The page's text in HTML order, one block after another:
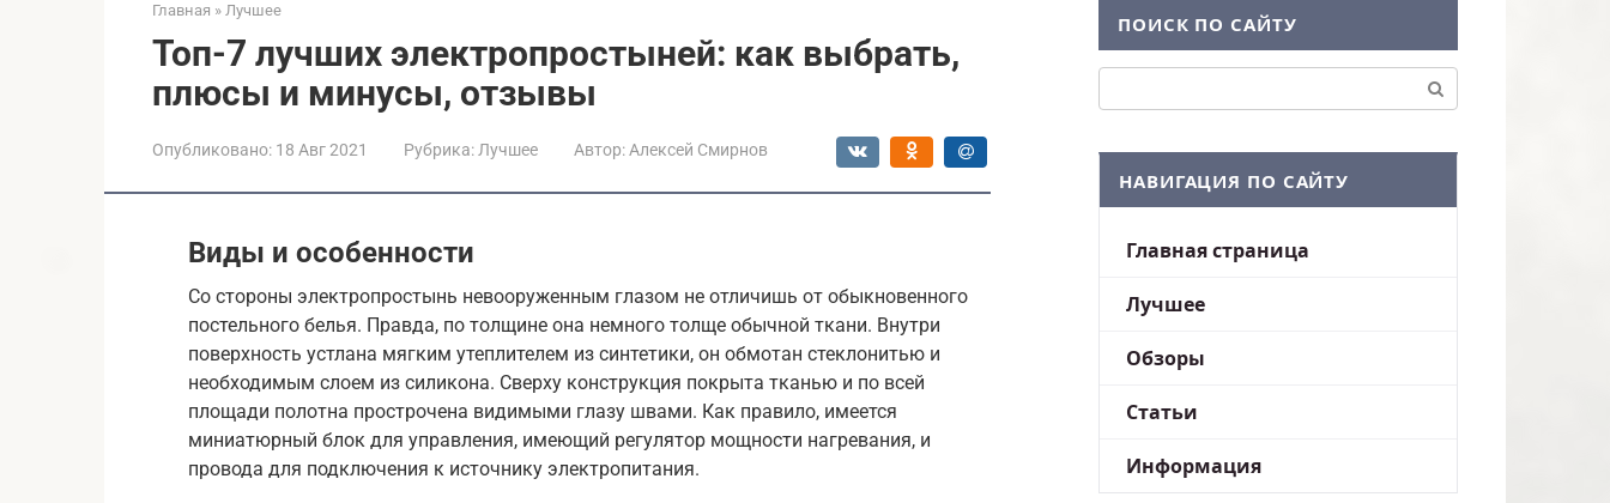
Главная » Лучшее
Топ-7 лучших электропростыней: как выбрать,
плюсы и минусы, отзывы
Опубликовано: 18 Авг 2021 Рубрика: Лучшее Автор: Алексей Смирнов
Виды и особенности
Со стороны электропростынь невооруженным глазом не отличишь от обыкновенного
постельного белья. Правда, по толщине она немного толще обычной ткани. Внутри
поверхность устлана мягким утеплителем из синтетики, он обмотан стеклонитью и
необходимым слоем из силикона. Сверху конструкция покрыта тканью и по всей
площади полотна прострочена видимыми глазу швами. Как правило, имеется
миниатюрный блок для управления, имеющий регулятор мощности нагревания, и
провода для подключения к источнику электропитания.
ПОИСК ПО САЙТУ
НАВИГАЦИЯ ПО САЙТУ
Главная страница
Лучшее
Обзоры
Статьи
Информация